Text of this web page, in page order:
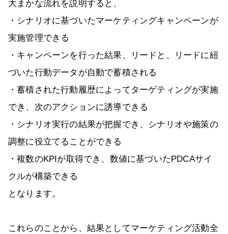
大まかな流れを説明すると、
・シナリオに基づいたマーケティングキャンペーンが
実施管理できる
・キャンペーンを行った結果、リードと、リードに紐
づいた行動データが自動で蓄積される
・蓄積された行動履歴によってターゲティングが実施
でき、次のアクションに誘導できる
・シナリオ実行の結果が把握でき、シナリオや施策の
調整に役立てることができる
・複数のKPIが取得でき、数値に基づいたPDCAサイ
クルが構築できる
となります。
これらのことから、結果としてマーケティング活動全